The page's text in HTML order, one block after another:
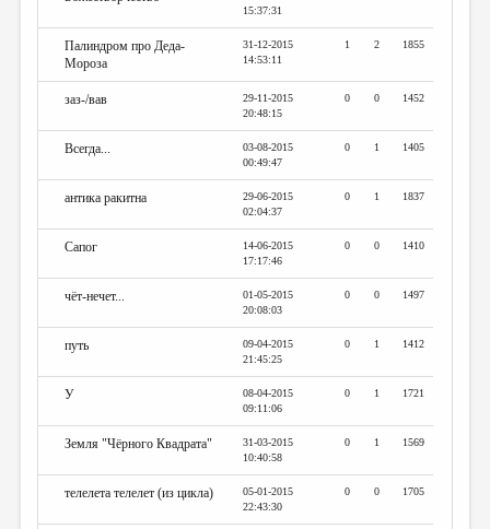
15:37:31
Палиндром про Деда-
Мороза
31-12-2015
14:53:11
1 2 1855
заз-/вав
29-11-2015
20:48:15
0 0 1452
Всегда...
03-08-2015
00:49:47
0 1 1405
антика ракитна
29-06-2015
02:04:37
0 1 1837
Сапог
14-06-2015
17:17:46
0 0 1410
чёт-нечет...
01-05-2015
20:08:03
0 0 1497
путь
09-04-2015
21:45:25
0 1 1412
У
08-04-2015
09:11:06
0 1 1721
Земля "Чёрного Квадрата"
31-03-2015
10:40:58
0 1 1569
телелета телелет (из цикла)
05-01-2015
22:43:30
0 0 1705